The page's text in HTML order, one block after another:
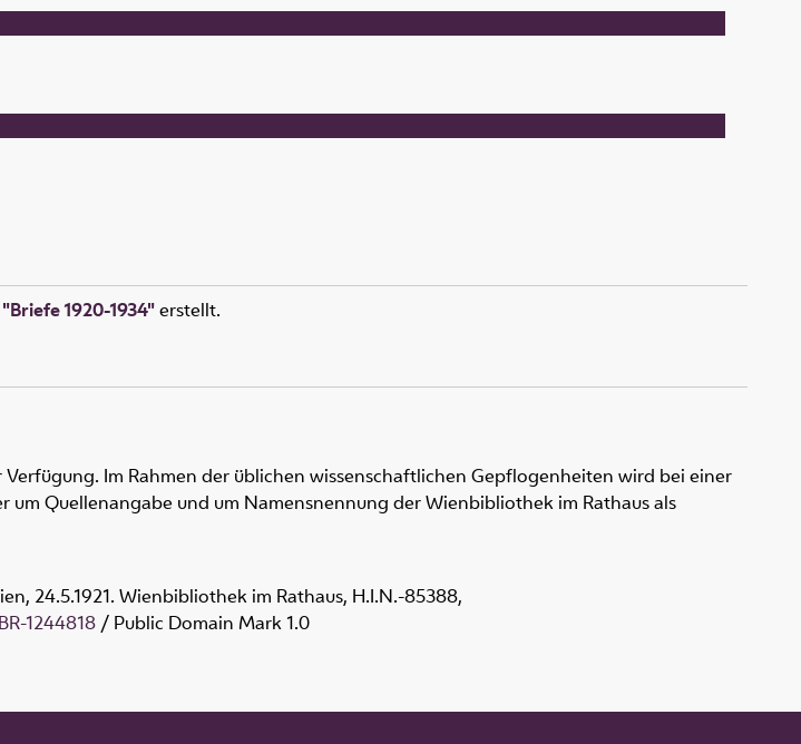
"Briefe 1920-1934"erstellt.
Im Rahmen der üblichen wissenschaftlichen Gepflogenheiten wird bei einer
Quellenangabe und um Namensnennung der Wienbibliothek im Rathaus als
24.5.1921. Wienbibliothek im Rathaus, H.I.N.-85388,
1244818 / Public Domain Mark 1.0